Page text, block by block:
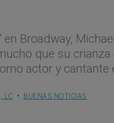
en Broadway,
que su
actor y
LC BUENAS NOTICIAS